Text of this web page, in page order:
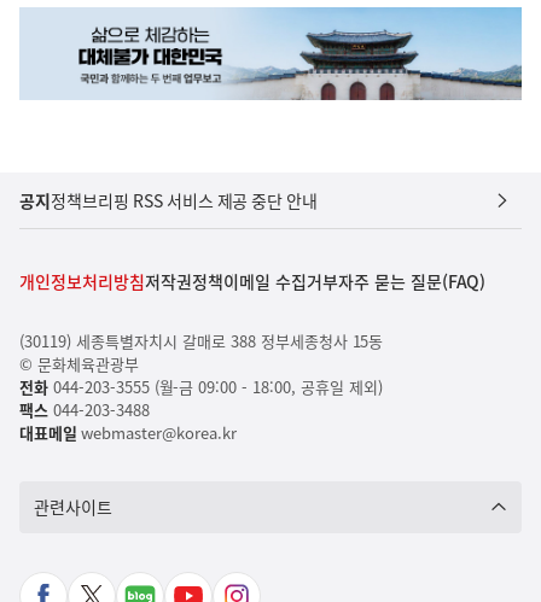
공지정책브리핑 RSS 서비스 제공 중단 안내
개인정보처리방침저작권정책이메일 수집거부자주 묻는 질문(FAQ)
(30119) 세종특별자치시 갈매로 388 정부세종청사 15동
© 문화체육관광부
전화044-203-3555 (월-금 09:00 - 18:00, 공휴일 제외)
팩스044-203-3488
대표메일 webmaster@korea.kr
관련사이트